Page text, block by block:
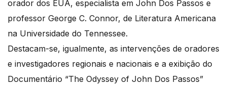
orador dos EUA, especialista em John Dos Passos e
professor George C. Connor, de Literatura Americana
na Universidade do Tennessee.
Destacam-se, igualmente, as intervenções de oradores
e investigadores regionais e nacionais e a exibição do
Documentário “The Odyssey of John Dos Passos”